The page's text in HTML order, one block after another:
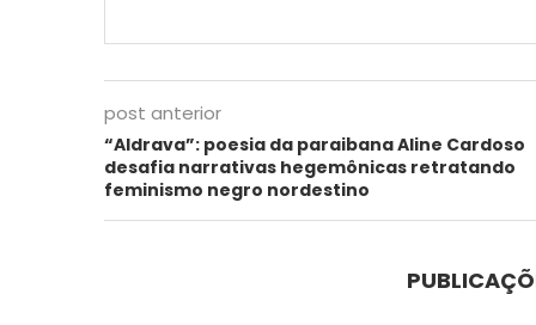
post anterior
“Aldrava”: poesia da paraibana Aline Cardoso
desafia narrativas hegemônicas retratando
feminismo negro nordestino